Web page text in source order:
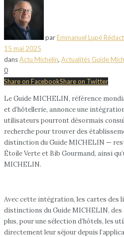
parEmmanuel Lupé
15 mai 2025
dansActu Michelin, Actualités Guide
0
Share on FacebookShare on Twitter
Le Guide MICHELIN, référence
et d’hôtellerie, annonce une
utilisateurs pourront désormais
recherche pour trouver des
distinction du Guide MICHELIN —
Étoile Verte et Bib Gourmand, ainsi
MICHELIN.
Avec cette intégration, les cartes des
distinctions du Guide MICHELIN,
plus, pour une sélection d’hôtels, les
directement leur séjour depuis